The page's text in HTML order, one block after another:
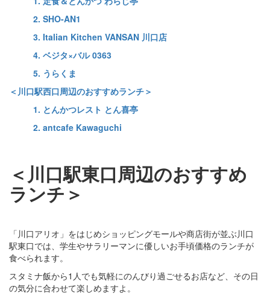
2. SHO-AN1
3. Italian Kitchen VANSAN 川口店
4. ベジタ×バル 0363
5. うらくま
＜川口駅西口周辺のおすすめランチ＞
1. とんかつレスト とん喜亭
2. antcafe Kawaguchi
＜川口駅東口周辺のおすすめ
ランチ＞
「川口アリオ」をはじめショッピングモールや商店街が並ぶ川口
駅東口では、学生やサラリーマンに優しいお手頃価格のランチが
食べられます。
スタミナ飯から1人でも気軽にのんびり過ごせるお店など、その日
の気分に合わせて楽しめますよ。